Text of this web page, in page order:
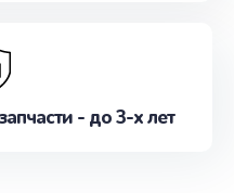
- до 3-х лет